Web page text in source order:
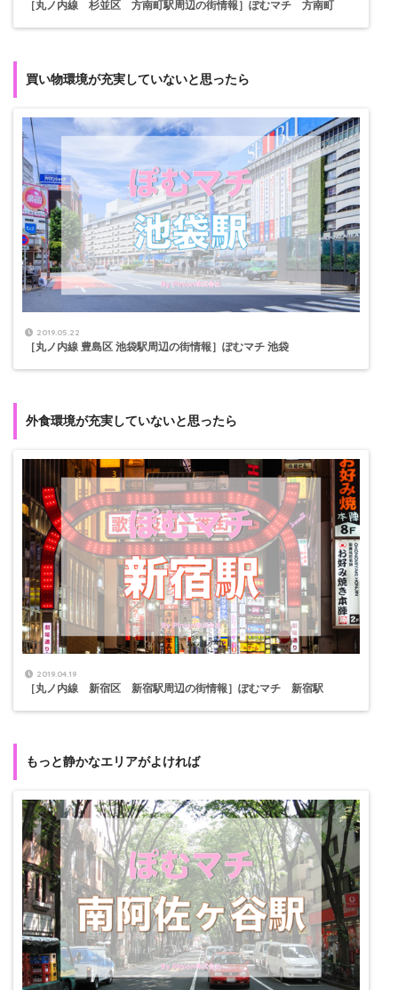
［丸ノ内線 杉並区 方南町駅周辺の街情報］ぽむマチ 方南町
買い物環境が充実していないと思ったら
2019.05.22
［丸ノ内線 豊島区 池袋駅周辺の街情報］ぽむマチ 池袋
外食環境が充実していないと思ったら
2019.04.19
［丸ノ内線 新宿区 新宿駅周辺の街情報］ぽむマチ 新宿駅
もっと静かなエリアがよければ